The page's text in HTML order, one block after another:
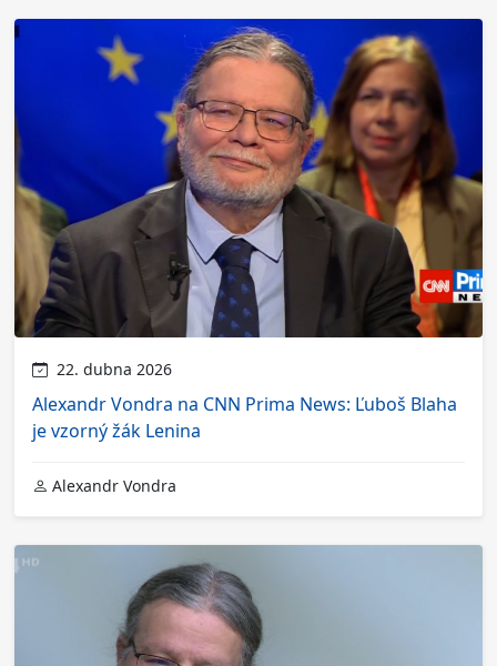
22. dubna 2026
Alexandr Vondra na CNN Prima News: Ľuboš Blaha
je vzorný žák Lenina
Alexandr Vondra